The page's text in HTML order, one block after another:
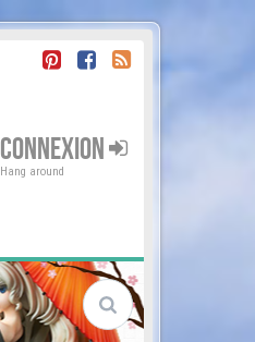
CONNEXION
Hang around